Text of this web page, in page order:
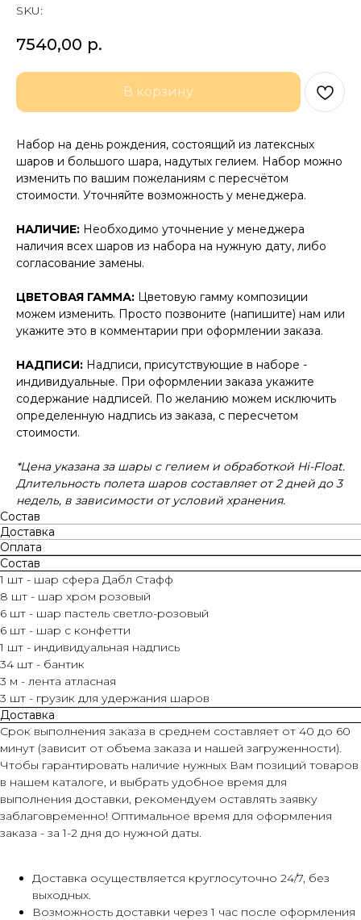
SKU:
7540,00 р.
В корзину
Набор на день рождения, состоящий из латексных
шаров и большого шара, надутых гелием. Набор можно
изменить по вашим пожеланиям с пересчётом
стоимости. Уточняйте возможность у менеджера.
НАЛИЧИЕ: Необходимо уточнение у менеджера
наличия всех шаров из набора на нужную дату, либо
согласование замены.
ЦВЕТОВАЯ ГАММА: Цветовую гамму композиции
можем изменить. Просто позвоните (напишите) нам или
укажите это в комментарии при оформлении заказа.
НАДПИСИ: Надписи, присутствующие в наборе -
индивидуальные. При оформлении заказа укажите
содержание надписей. По желанию можем исключить
определенную надпись из заказа, с пересчетом
стоимости.
*Цена указана за шары с гелием и обработкой Hi-Float.
Длительность полета шаров составляет от 2 дней до 3
недель, в зависимости от условий хранения.
Состав
Доставка
Оплата
Состав
1 шт - шар сфера Дабл Стафф
8 шт - шар хром розовый
6 шт - шар пастель светло-розовый
6 шт - шар с конфетти
1 шт - индивидуальная надпись
34 шт - бантик
3 м - лента атласная
3 шт - грузик для удержания шаров
Доставка
Срок выполнения заказа в среднем составляет от 40 до 60
минут (зависит от объема заказа и нашей загруженности).
Чтобы гарантировать наличие нужных Вам позиций товаров
в нашем каталоге, и выбрать удобное время для
выполнения доставки, рекомендуем оставлять заявку
заблаговременно! Оптимальное время для оформления
заказа - за 1-2 дня до нужной даты.
Доставка осуществляется круглосуточно 24/7, без
выходных.
Возможность доставки через 1 час после оформления